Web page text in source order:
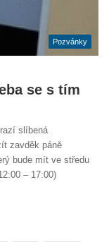
Pozvánky
se s tím
slíbená
zavděk páně
bude mít ve středu
– 17:00)